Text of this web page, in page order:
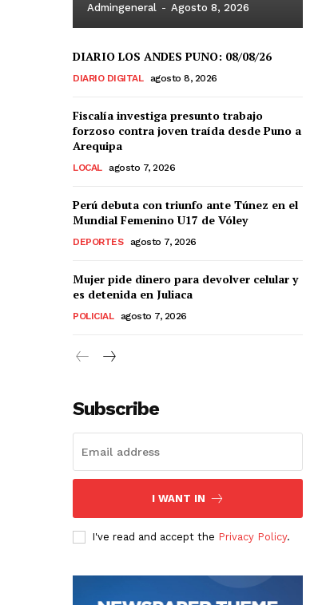
Admingeneral - Agosto 8, 2026
DIARIO LOS ANDES PUNO: 08/08/26
DIARIO DIGITAL agosto 8, 2026
Fiscalía investiga presunto trabajo
forzoso contra joven traída desde Puno a
Arequipa
LOCAL agosto 7, 2026
Perú debuta con triunfo ante Túnez en el
Mundial Femenino U17 de Vóley
DEPORTES agosto 7, 2026
Mujer pide dinero para devolver celular y
es detenida en Juliaca
POLICIAL agosto 7, 2026
Subscribe
I WANT IN
I've read and accept the Privacy Policy.